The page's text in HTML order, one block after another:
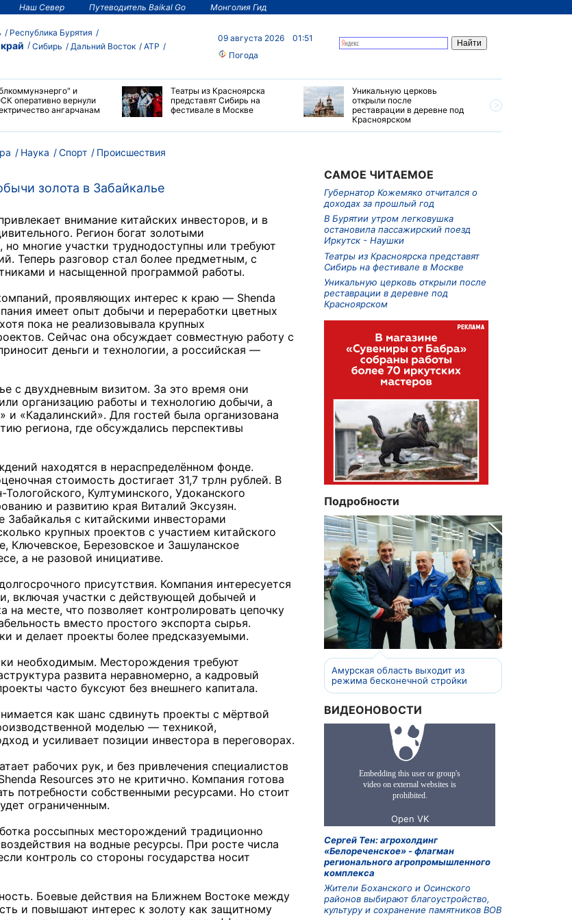
Наш Север Путеводитель Baikal Go Монголия Гид
Республика Бурятия
Сибирь Дальний Восток
АТР
09 августа 2026
01:51
Погода
и
оперативно вернули
ангарчанам
Театры из Красноярска
представят Сибирь на
фестивале в Москве
Уникальную церковь
открыли после
реставрации в деревне под
Красноярском
Наука Спорт Происшествия
золота в Забайкалье
внимание китайских инвесторов, и в
Регион богат золотыми
многие участки труднодоступны или требуют
Теперь разговор стал более предметным, с
и насыщенной программой работы.
проявляющих интерес к краю — Shenda
имеет опыт добычи и переработки цветных
пока не реализовывала крупных
Сейчас она обсуждает совместную работу с
деньги и технологии, а российская —
с двухдневным визитом. За это время они
организацию работы и технологию добычи, а
«Кадалинский». Для гостей была организована
региона, где обсуждались перспективы
находятся в нераспределённом фонде.
стоимость достигает 31,7 трлн рублей. В
Култуминского, Удоканского
и развитию края Виталий Эксузян.
с китайскими инвесторами
крупных проектов с участием китайского
Ключевское, Березовское и Зашуланское
а не разовой инициативе.
присутствия. Компания интересуется
включая участки с действующей добычей и
на месте, что позволяет контролировать цепочку
вместо простого экспорта сырья.
и делает проекты более предсказуемыми.
необходимым. Месторождения требуют
развита неравномерно, а кадровый
часто буксуют без внешнего капитала.
как шанс сдвинуть проекты с мёртвой
моделью — техникой,
и усиливает позиции инвестора в переговорах.
рабочих рук, и без привлечения специалистов
Resources это не критично. Компания готова
потребности собственными ресурсами. Но стоит
ограниченным.
россыпных месторождений традиционно
на водные ресурсы. При росте числа
контроль со стороны государства носит
Боевые действия на Ближнем Востоке между
и повышают интерес к золоту как защитному
САМОЕ ЧИТАЕМОЕ
Губернатор Кожемяко отчитался о
доходах за прошлый год
В Бурятии утром легковушка
остановила пассажирский поезд
Иркутск - Наушки
Театры из Красноярска представят
Сибирь на фестивале в Москве
Уникальную церковь открыли после
реставрации в деревне под
Красноярском
Подробности
Амурская область выходит из
режима бесконечной стройки
ВИДЕОНОВОСТИ
Сергей Тен: агрохолдинг
«Белореченское» - флагман
регионального агропромышленного
комплекса
Жители Боханского и Осинского
районов выбирают благоустройство,
культуру и сохранение памятников ВОВ